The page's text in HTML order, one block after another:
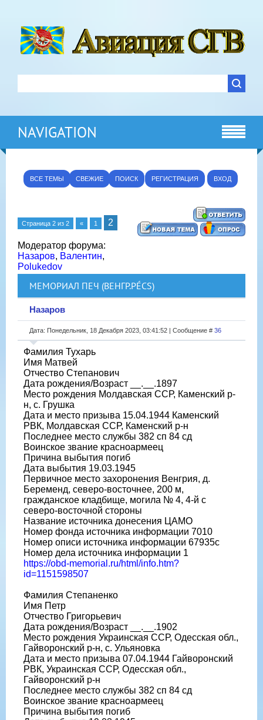
NAVIGATION
ВСЕ ТЕМЫ СВЕЖИЕ ПОИСК РЕГИСТРАЦИЯ ВХОД
Страница 2 из 2 « 1 2
Модератор форума:
Назаров, Валентин,
Polukedov
МЕМОРИАЛ ПЕЧ (ВЕНГР.PÉCS)
Назаров
Дата: Понедельник, 18 Декабря 2023, 03:41:52 | Сообщение # 36
Фамилия Тухарь
Имя Матвей
Отчество Степанович
Дата рождения/Возраст __.__.1897
Место рождения Молдавская ССР, Каменский р-
н, с. Грушка
Дата и место призыва 15.04.1944 Каменский
РВК, Молдавская ССР, Каменский р-н
Последнее место службы 382 сп 84 сд
Воинское звание красноармеец
Причина выбытия погиб
Дата выбытия 19.03.1945
Первичное место захоронения Венгрия, д.
Беременд, северо-восточнее, 200 м,
гражданское кладбище, могила № 4, 4-й с
северо-восточной стороны
Название источника донесения ЦАМО
Номер фонда источника информации 7010
Номер описи источника информации 67935с
Номер дела источника информации 1
https://obd-memorial.ru/html/info.htm?
id=1151598507
Фамилия Степаненко
Имя Петр
Отчество Григорьевич
Дата рождения/Возраст __.__.1902
Место рождения Украинская ССР, Одесская обл.,
Гайворонский р-н, с. Ульяновка
Дата и место призыва 07.04.1944 Гайворонский
РВК, Украинская ССР, Одесская обл.,
Гайворонский р-н
Последнее место службы 382 сп 84 сд
Воинское звание красноармеец
Причина выбытия погиб